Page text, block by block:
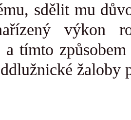
sdělit mu
výkon
a tímto
žaloby